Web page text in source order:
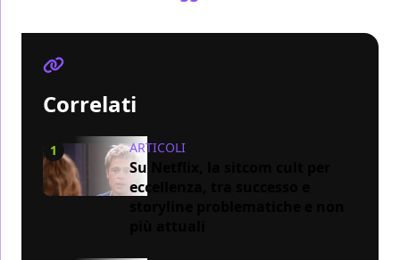
Correlati
1 ARTICOLI
Su Netflix, la sitcom cult per
eccellenza, tra successo e